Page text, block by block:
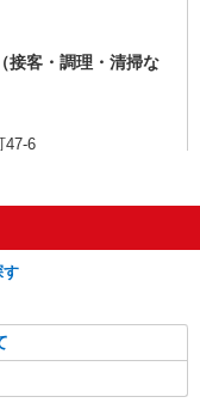
接客・調理・清掃な
47-6
客・調理・清掃な
13
す